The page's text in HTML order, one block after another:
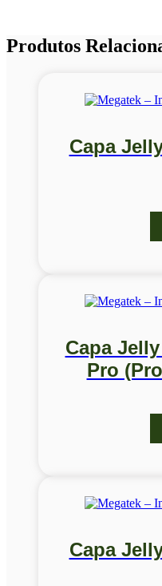
Produtos
Capa
Capa
Pro
Capa